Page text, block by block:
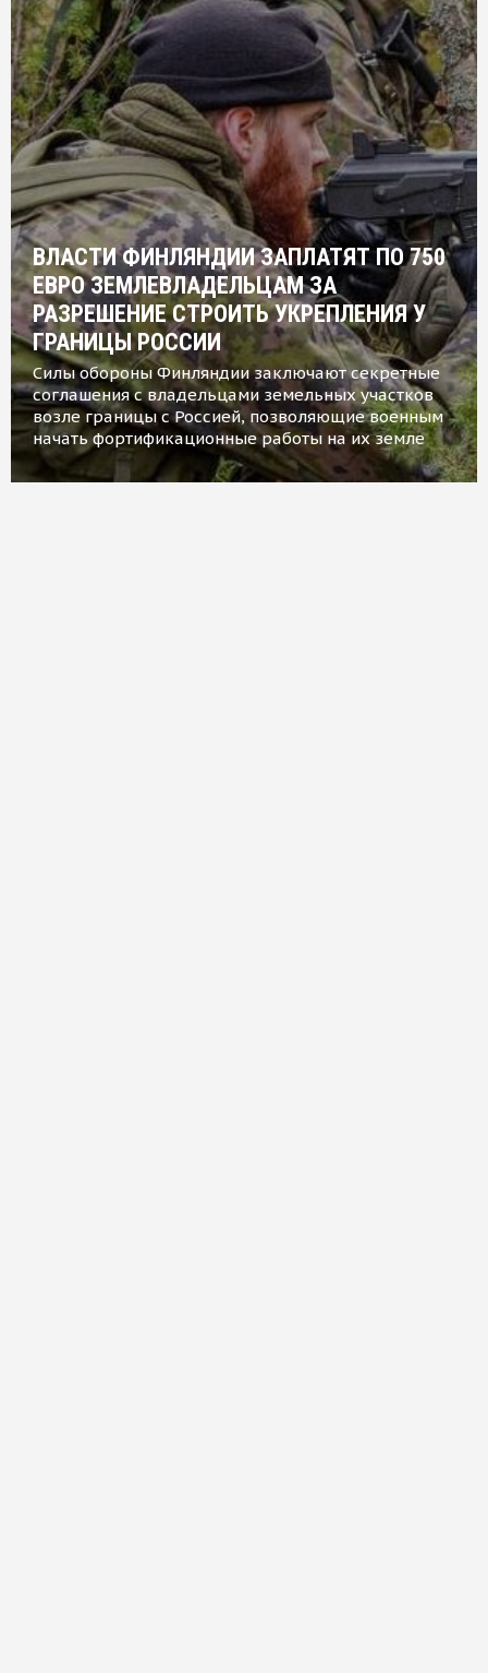
ВЛАСТИ ФИНЛЯНДИИ ЗАПЛАТЯТ ПО 750
ЕВРО ЗЕМЛЕВЛАДЕЛЬЦАМ ЗА
РАЗРЕШЕНИЕ СТРОИТЬ УКРЕПЛЕНИЯ У
ГРАНИЦЫ РОССИИ
Силы обороны Финляндии заключают секретные
соглашения с владельцами земельных участков
возле границы с Россией, позволяющие военным
начать фортификационные работы на их земле